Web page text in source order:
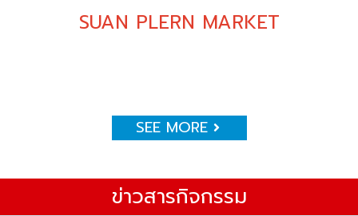
SUAN PLERN MARKET
SEE MORE
ข่าวสารกิจกรรม